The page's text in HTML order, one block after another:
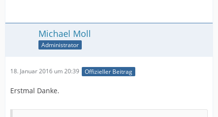
Michael Moll
Administrator
18. Januar 2016 um 20:39 Offizieller Beitrag
Erstmal Danke.